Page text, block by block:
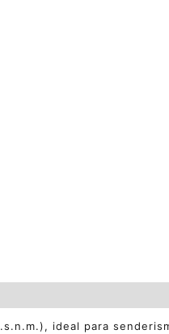
ideal para